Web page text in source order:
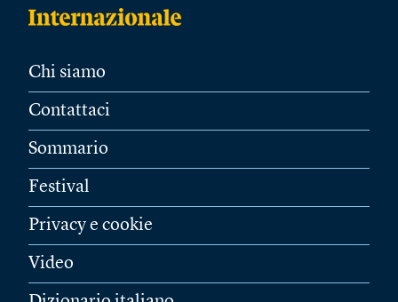
Chi siamo
Contattaci
Sommario
Festival
Privacy e cookie
Video